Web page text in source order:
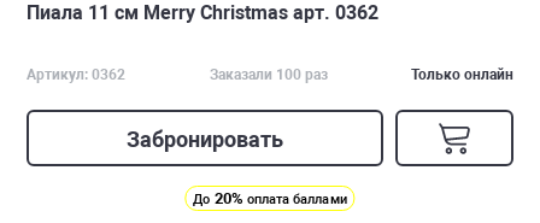
Пиала 11 см Merry Christmas арт. 0362
Артикул: 0362 Заказали 100 раз Только онлайн
Забронировать
До 20% оплата баллами